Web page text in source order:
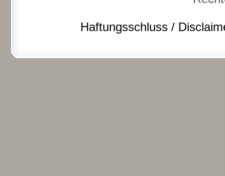
Haftungsschluss /